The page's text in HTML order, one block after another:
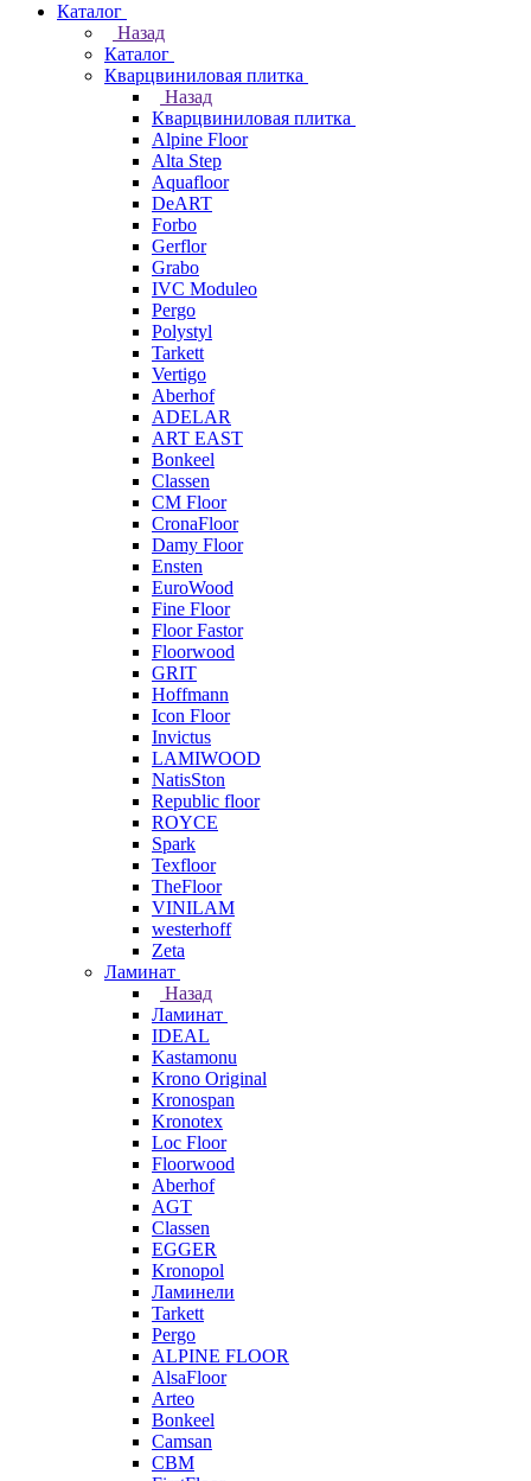
Каталог
Назад
Каталог
Кварцвиниловая плитка
Назад
Кварцвиниловая плитка
Alpine Floor
Alta Step
Aquafloor
DeART
Forbo
Gerflor
Grabo
IVC Moduleo
Pergo
Polystyl
Tarkett
Vertigo
Aberhof
ADELAR
ART EAST
Bonkeel
Classen
CM Floor
CronaFloor
Damy Floor
Ensten
EuroWood
Fine Floor
Floor Fastor
Floorwood
GRIT
Hoffmann
Icon Floor
Invictus
LAMIWOOD
NatisSton
Republic floor
ROYCE
Spark
Texfloor
TheFloor
VINILAM
westerhoff
Zeta
Ламинат
Назад
Ламинат
IDEAL
Kastamonu
Krono Original
Kronospan
Kronotex
Loc Floor
Floorwood
Aberhof
AGT
Classen
EGGER
Kronopol
Ламинели
Tarkett
Pergo
ALPINE FLOOR
AlsaFloor
Arteo
Bonkeel
Camsan
CBM